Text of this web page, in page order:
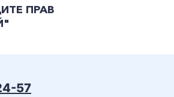
ПРАВ
57